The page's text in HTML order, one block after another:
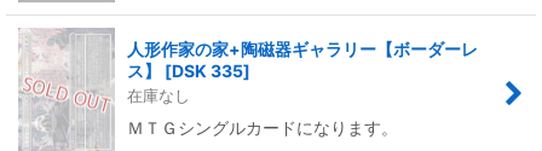
人形作家の家+陶磁器ギャラリー【ボーダーレ
ス】
[DSK 335]
在庫なし
ＭＴＧシングルカードになります。